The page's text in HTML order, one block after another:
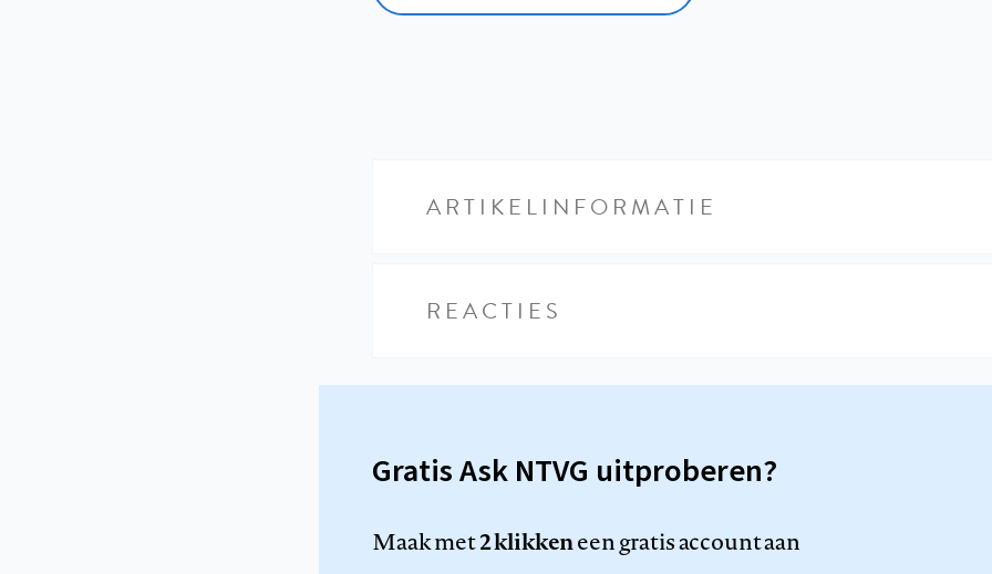
ARTIKELINFORMATIE
REACTIES
Gratis Ask NTVG uitproberen?
Maak met2 klikkeneen gratis account aan